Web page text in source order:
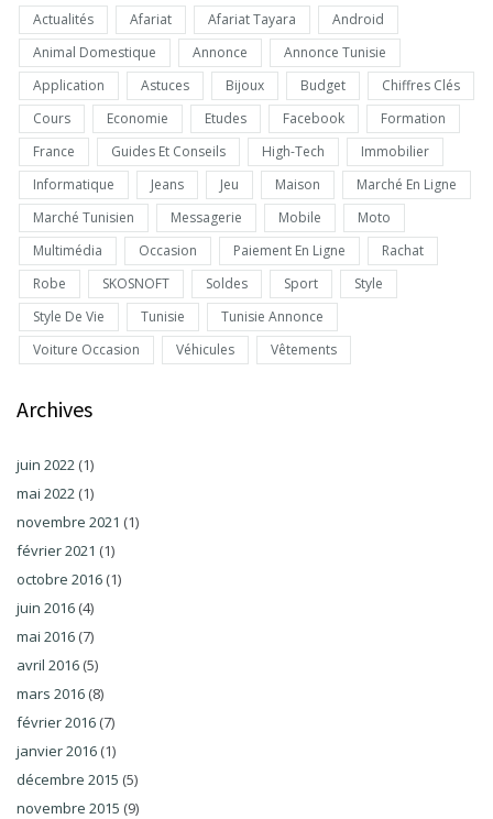
Actualités Afariat Afariat Tayara
Android
Animal Domestique
Annonce
Annonce Tunisie
Application
Astuces Bijoux Budget
Chiffres Clés
Cours
Economie Etudes Facebook
Formation
France
Guides Et Conseils High-Tech
Immobilier
Informatique
Jeans Jeu Maison
Marché En Ligne
Marché Tunisien
Messagerie Mobile
Moto
Multimédia
Occasion Paiement En Ligne
Rachat
Robe
SKOSNOFT Soldes Sport
Style
Style De Vie
Tunisie
Tunisie Annonce
Voiture Occasion
Véhicules Vêtements
Archives
juin 2022 (1)
mai 2022 (1)
novembre 2021 (1)
février 2021 (1)
octobre 2016 (1)
juin 2016 (4)
mai 2016 (7)
avril 2016 (5)
mars 2016 (8)
février 2016 (7)
janvier 2016 (1)
décembre 2015 (5)
novembre 2015 (9)